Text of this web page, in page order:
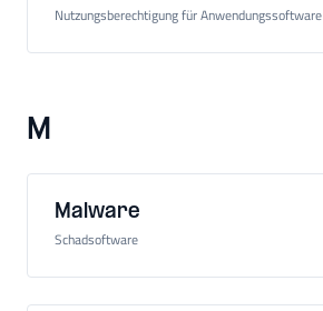
Nutzungsberechtigung für Anwendungssoftware
M
Malware
Schadsoftware